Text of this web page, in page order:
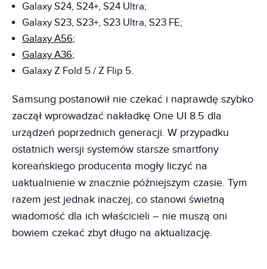
Galaxy S24, S24+, S24 Ultra;
Galaxy S23, S23+, S23 Ultra, S23 FE;
Galaxy A56;
Galaxy A36;
Galaxy Z Fold 5 / Z Flip 5.
Samsung postanowił nie czekać i naprawdę szybko
zaczął wprowadzać nakładkę One UI 8.5 dla
urządzeń poprzednich generacji. W przypadku
ostatnich wersji systemów starsze smartfony
koreańskiego producenta mogły liczyć na
uaktualnienie w znacznie późniejszym czasie. Tym
razem jest jednak inaczej, co stanowi świetną
wiadomość dla ich właścicieli – nie muszą oni
bowiem czekać zbyt długo na aktualizację.